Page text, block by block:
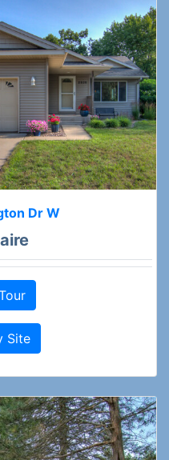
Dr W
Site